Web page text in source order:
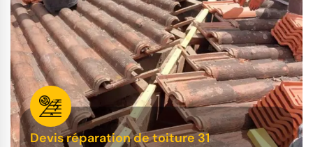
Devis réparation de toiture 31